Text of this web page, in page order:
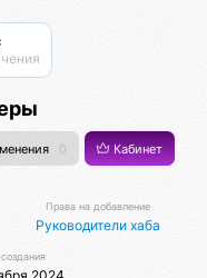
0 Кабинет
Права на добавление
Руководители хаба